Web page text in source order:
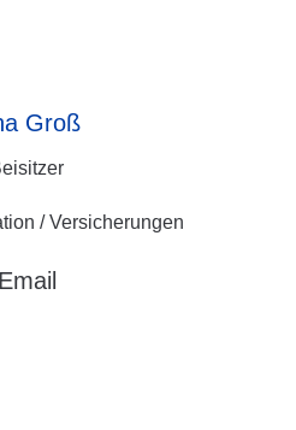
Groß
/ Versicherungen
Email